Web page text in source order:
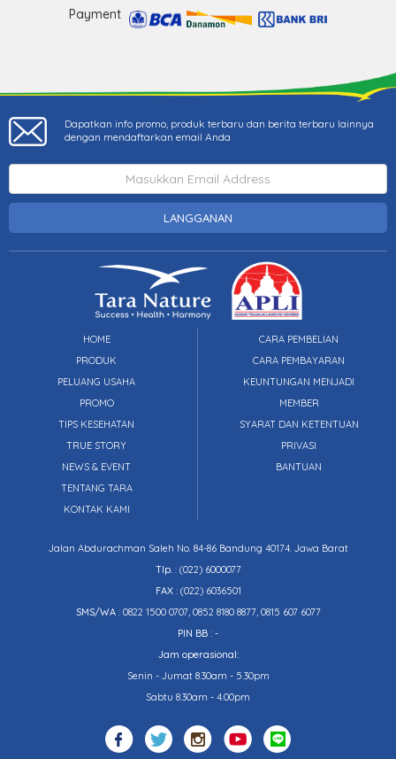
Payment
Dapatkan info promo, produk terbaru dan berita terbaru lainnya
dengan mendaftarkan email Anda
LANGGANAN
HOME
PRODUK
PELUANG USAHA
PROMO
TIPS KESEHATAN
TRUE STORY
NEWS & EVENT
TENTANG TARA
KONTAK KAMI
CARA PEMBELIAN
CARA PEMBAYARAN
KEUNTUNGAN MENJADI
MEMBER
SYARAT DAN KETENTUAN
PRIVASI
BANTUAN
Jalan Abdurachman Saleh No. 84-86 Bandung 40174. Jawa Barat
Tlp.: (022) 6000077
FAX: (022) 6036501
SMS/WA: 0822 1500 0707, 0852 8180 8877, 0815 607 6077
PIN BB : -
Jam operasional:
Senin - Jumat 8.30am - 5.30pm
Sabtu 8.30am - 4.00pm